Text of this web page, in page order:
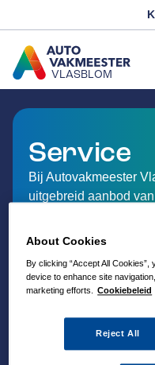
VLASBLOM
GA NAAR DE
Service
Bij Autovakmeester
uitgebreid aanbod
About Cookies
By clicking “Accept All
device to enhance site
marketing efforts. Cookiebeleid
Reject All